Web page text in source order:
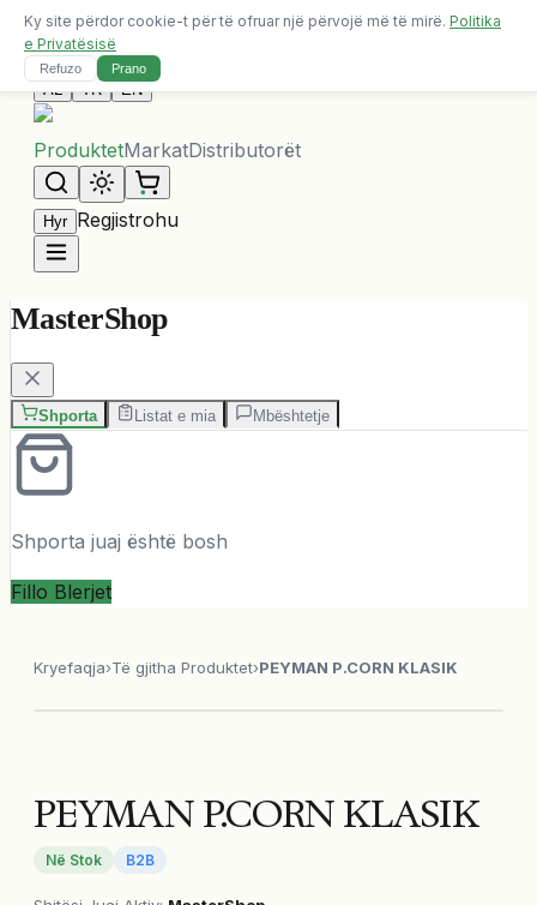
Dërgesa falas për porosi mbi 10,000 ALL
Na Kontaktoni
AL TR EN
ProduktetMarkatDistributorët
Hyr Regjistrohu
MasterShop
Shporta Listat e mia Mbështetje
Shporta juaj është bosh
Fillo Blerjet
Kryefaqja›Të gjitha Produktet›PEYMAN P.CORN KLASIK
PEYMAN P.CORN KLASIK
Në Stok B2B
Ky site përdor cookie-t për të ofruar një përvojë më të mirë. Politika
e Privatësisë
Refuzo Prano